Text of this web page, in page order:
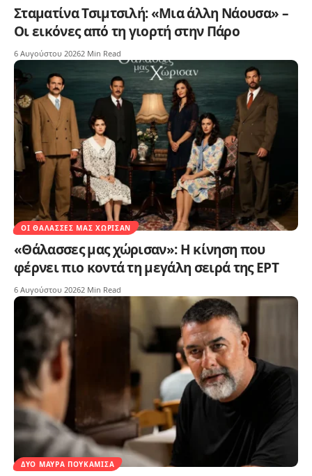
Σταματίνα Τσιμτσιλή: «Μια άλλη Νάουσα» –
Οι εικόνες από τη γιορτή στην Πάρο
6 Αυγούστου 20262 Min Read
ΟΙ ΘΆΛΑΣΣΕΣ ΜΑΣ ΧΏΡΙΣΑΝ
«Θάλασσες μας χώρισαν»: Η κίνηση που
φέρνει πιο κοντά τη μεγάλη σειρά της ΕΡΤ
6 Αυγούστου 20262 Min Read
ΔΥΟ ΜΑΎΡΑ ΠΟΥΚΆΜΙΣΑ